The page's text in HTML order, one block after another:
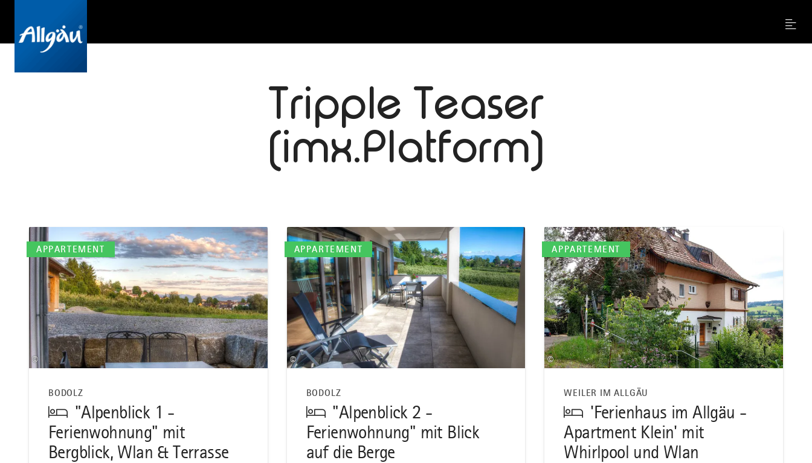
Menu
Tripple Teaser
(imx.Platform)
APPARTEMENT
©
BODOLZ
"Alpenblick 1 -
Ferienwohnung" mit
Bergblick, Wlan & Terrasse
mehr
dazu
APPARTEMENT
©
BODOLZ
"Alpenblick 2 -
Ferienwohnung" mit Blick
auf die Berge
mehr
dazu
APPARTEMENT
©
WEILER IM ALLGÄU
'Ferienhaus im Allgäu -
Apartment Klein' mit
Whirlpool und Wlan
mehr
dazu